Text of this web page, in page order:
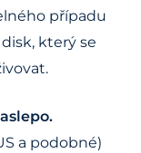
případu
který se
a podobné)